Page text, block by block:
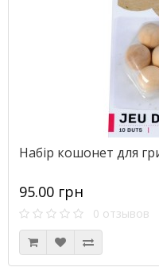
Набір кошонет для
95.00 грн
0 отзывов